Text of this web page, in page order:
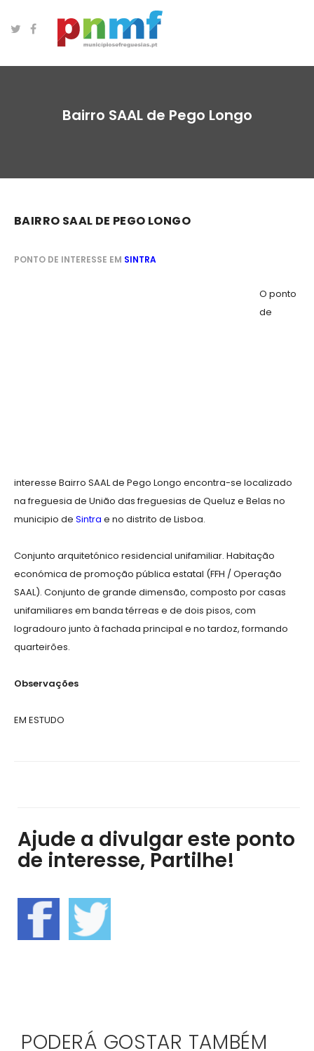
Bairro SAAL de Pego Longo
BAIRRO SAAL DE PEGO LONGO
PONTO DE INTERESSE EM SINTRA
O ponto
de
interesse Bairro SAAL de Pego Longo encontra-se localizado
na freguesia de União das freguesias de Queluz e Belas no
municipio de Sintra e no distrito de Lisboa.
Conjunto arquitetónico residencial unifamiliar. Habitação
económica de promoção pública estatal (FFH / Operação
SAAL). Conjunto de grande dimensão, composto por casas
unifamiliares em banda térreas e de dois pisos, com
logradouro junto à fachada principal e no tardoz, formando
quarteirões.
Observações
EM ESTUDO
Ajude a divulgar este ponto
de interesse, Partilhe!
PODERÁ GOSTAR TAMBÉM